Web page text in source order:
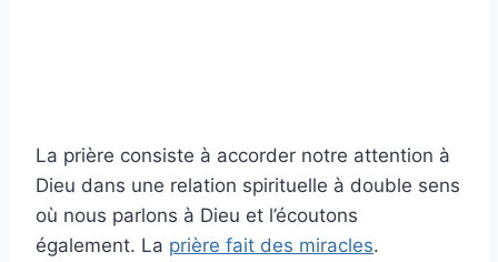
La prière consiste à accorder notre attention à
Dieu dans une relation spirituelle à double sens
où nous parlons à Dieu et l’écoutons
également. La prière fait des miracles.